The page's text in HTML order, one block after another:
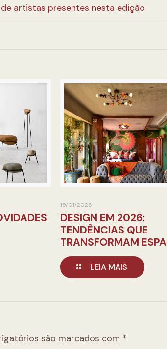
artistas presentes nesta edição
19/01/2026
DESIGN EM 2026:
TENDÊNCIAS QUE
TRANSFORMAM
LEIA MAIS
são marcados com *